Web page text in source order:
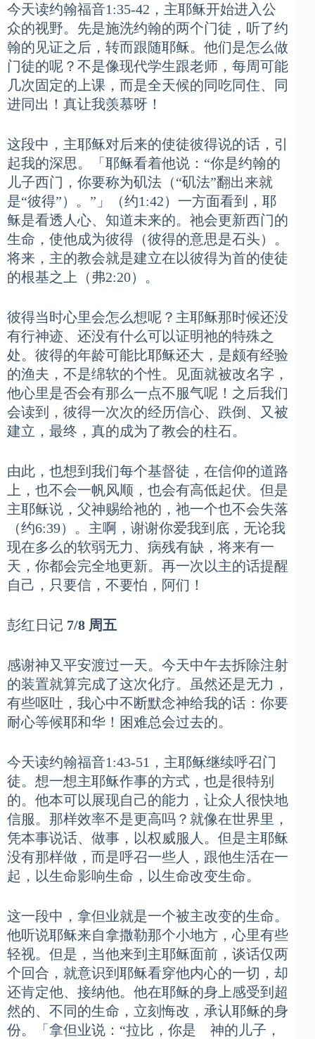
今天读约翰福音1:35-42，主耶稣开始进入公
众的视野。先是施洗约翰的两个门徒，听了约
翰的见证之后，转而跟随耶稣。他们是怎么做
门徒的呢？不是像现代学生跟老师，每周可能
几次固定的上课，而是全天候的同吃同住、同
进同出！真让我羡慕呀！
这段中，主耶稣对后来的使徒彼得说的话，引
起我的深思。「耶稣看着他说：“你是约翰的
儿子西门，你要称为矶法（“矶法”翻出来就
是“彼得”）。”」（约1:42）一方面看到，耶
稣是看透人心、知道未来的。祂会更新西门的
生命，使他成为彼得（彼得的意思是石头）。
将来，主的教会就是建立在以彼得为首的使徒
的根基之上（弗2:20）。
彼得当时心里会怎么想呢？主耶稣那时候还没
有行神迹、还没有什么可以证明祂的特殊之
处。彼得的年龄可能比耶稣还大，是颇有经验
的渔夫，不是绵软的个性。见面就被改名字，
他心里是否会有那么一点不服气呢！之后我们
会读到，彼得一次次的经历信心、跌倒、又被
建立，最终，真的成为了教会的柱石。
由此，也想到我们每个基督徒，在信仰的道路
上，也不会一帆风顺，也会有高低起伏。但是
主耶稣说，父神赐给祂的，祂一个也不会失落
（约6:39）。主啊，谢谢你爱我到底，无论我
现在多么的软弱无力、病残有缺，将来有一
天，你都会完全地更新。再一次以主的话提醒
自己，只要信，不要怕，阿们！
彭红日记 7/8 周五
感谢神又平安渡过一天。今天中午去拆除注射
的装置就算完成了这次化疗。虽然还是无力，
有些呕吐，我心中不断默念神给我的话：你要
耐心等候耶和华！困难总会过去的。
今天读约翰福音1:43-51，主耶稣继续呼召门
徒。想一想主耶稣作事的方式，也是很特别
的。他本可以展现自己的能力，让众人很快地
信服。那样效率不是更高吗？就像在世界里，
凭本事说话、做事，以权威服人。但是主耶稣
没有那样做，而是呼召一些人，跟他生活在一
起，以生命影响生命，以生命改变生命。
这一段中，拿但业就是一个被主改变的生命。
他听说耶稣来自拿撒勒那个小地方，心里有些
轻视。但是，当他来到主耶稣面前，谈话仅两
个回合，就意识到耶稣看穿他内心的一切，却
还肯定他、接纳他。他在耶稣的身上感受到超
然的、不同的生命，立刻悔改，承认耶稣的身
份。「拿但业说：“拉比，你是 神的儿子，